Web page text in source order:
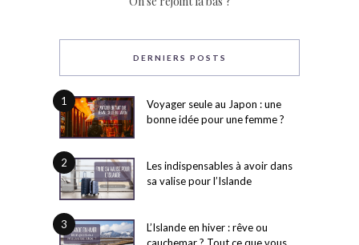
DERNIERS POSTS
1
Voyager seule au Japon : une
bonne idée pour une femme ?
2
Les indispensables à avoir dans
sa valise pour l’Islande
3
L’Islande en hiver : rêve ou